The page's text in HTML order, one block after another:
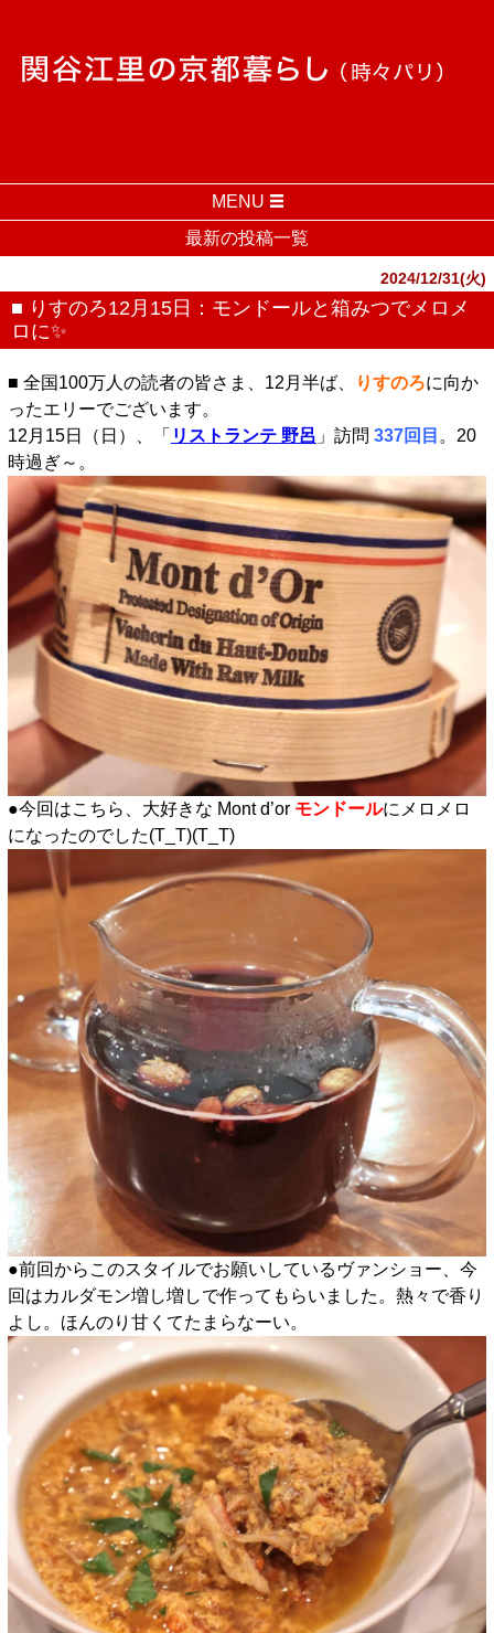
MENU
最新の投稿一覧
2024/12/31(火)
■ りすのろ12月15日：モンドールと箱みつでメロメ
ロに✨️
■ 全国100万人の読者の皆さま、12月半ば、 りすのろに向か
ったエリーでございます。
12月15日（日）、「 リストランテ 野呂 」訪問 337回目 。20
時過ぎ～。
●今回はこちら、大好きな Mont d’or モンドールにメロメロ
になったのでした(T_T)(T_T)
●前回からこのスタイルでお願いしているヴァンショー、今
回はカルダモン増し増しで作ってもらいました。熱々で香り
よし。ほんのり甘くてたまらなーい。